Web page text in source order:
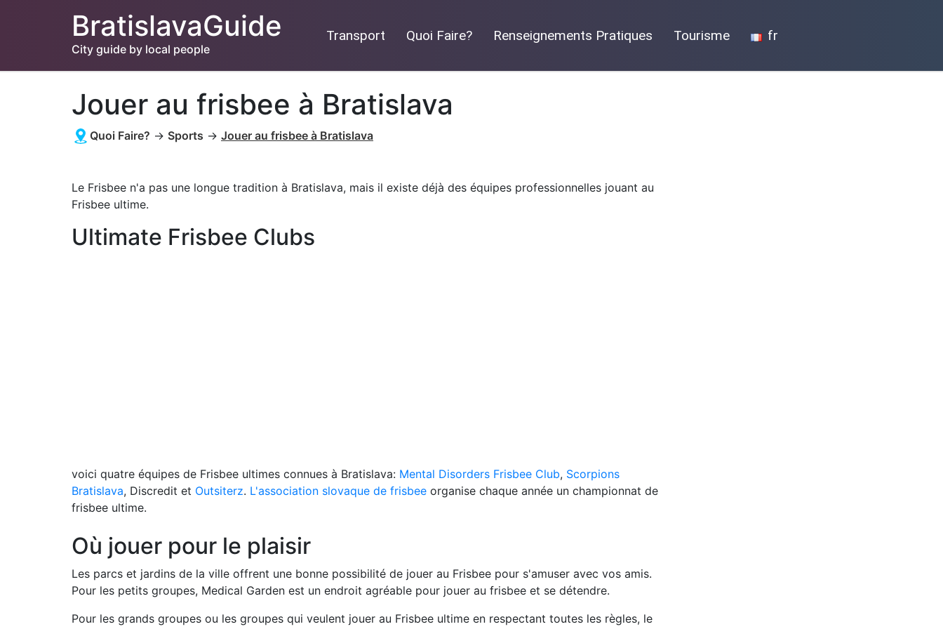
BratislavaGuide
City guide by local people
Transport Quoi Faire? Renseignements Pratiques Tourisme fr
Jouer au frisbee à Bratislava
Quoi Faire? → Sports → Jouer au frisbee à Bratislava
Le Frisbee n'a pas une longue tradition à Bratislava, mais il existe déjà des équipes professionnelles jouant au
Frisbee ultime.
Ultimate Frisbee Clubs
voici quatre équipes de Frisbee ultimes connues à Bratislava: Mental Disorders Frisbee Club, Scorpions
Bratislava, Discredit et Outsiterz. L'association slovaque de frisbee organise chaque année un championnat de
frisbee ultime.
Où jouer pour le plaisir
Les parcs et jardins de la ville offrent une bonne possibilité de jouer au Frisbee pour s'amuser avec vos amis.
Pour les petits groupes, Medical Garden est un endroit agréable pour jouer au frisbee et se détendre.
Pour les grands groupes ou les groupes qui veulent jouer au Frisbee ultime en respectant toutes les règles, le